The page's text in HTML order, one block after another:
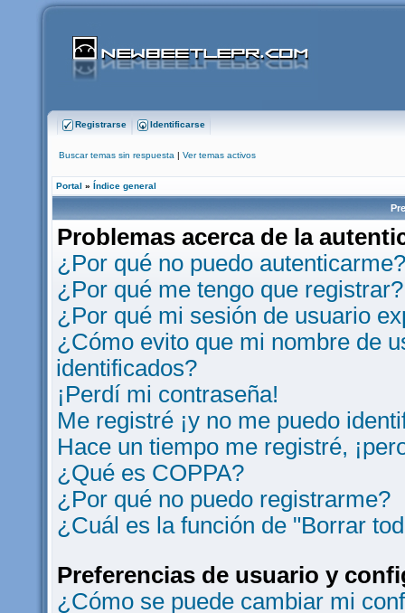
Registrarse Identificarse
Buscar temas sin respuesta | Ver temas activos
Portal » Índice general
Problemas acerca de la
¿Por qué no puedo autenticarme?
¿Por qué me tengo que registrar?
¿Por qué mi sesión de usuario
¿Cómo evito que mi nombre de
identificados?
¡Perdí mi contraseña!
Me registré ¡y no me puedo
Hace un tiempo me registré,
¿Qué es COPPA?
¿Por qué no puedo registrarme?
¿Cuál es la función de "Borrar
Preferencias de usuario y
¿Cómo se puede cambiar mi